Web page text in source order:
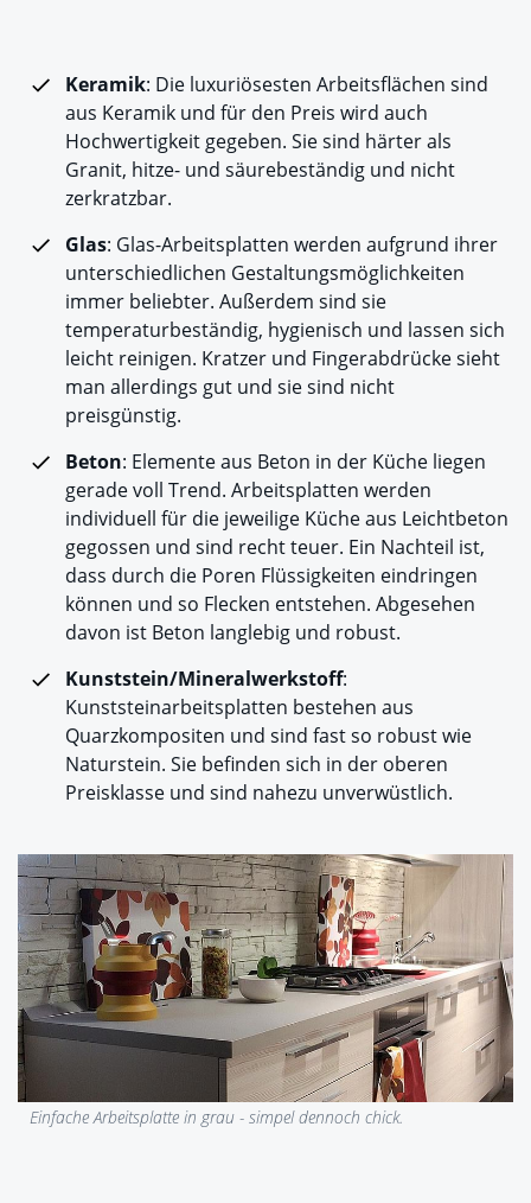
Keramik: Die luxuriösesten Arbeitsflächen sind
aus Keramik und für den Preis wird auch
Hochwertigkeit gegeben. Sie sind härter als
Granit, hitze- und säurebeständig und nicht
zerkratzbar.
Glas: Glas-Arbeitsplatten werden aufgrund ihrer
unterschiedlichen Gestaltungsmöglichkeiten
immer beliebter. Außerdem sind sie
temperaturbeständig, hygienisch und lassen sich
leicht reinigen. Kratzer und Fingerabdrücke sieht
man allerdings gut und sie sind nicht
preisgünstig.
Beton: Elemente aus Beton in der Küche liegen
gerade voll Trend. Arbeitsplatten werden
individuell für die jeweilige Küche aus Leichtbeton
gegossen und sind recht teuer. Ein Nachteil ist,
dass durch die Poren Flüssigkeiten eindringen
können und so Flecken entstehen. Abgesehen
davon ist Beton langlebig und robust.
Kunststein/Mineralwerkstoff:
Kunststeinarbeitsplatten bestehen aus
Quarzkompositen und sind fast so robust wie
Naturstein. Sie befinden sich in der oberen
Preisklasse und sind nahezu unverwüstlich.
Einfache Arbeitsplatte in grau - simpel dennoch chick.